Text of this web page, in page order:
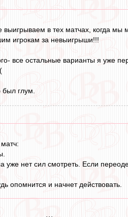
в тех матчах, когда мы
игрокам за невыигрыши!!!
все остальные варианты я уже
глум.
матч:
уже нет сил смотреть. Если
опомнится и начнет действовать.